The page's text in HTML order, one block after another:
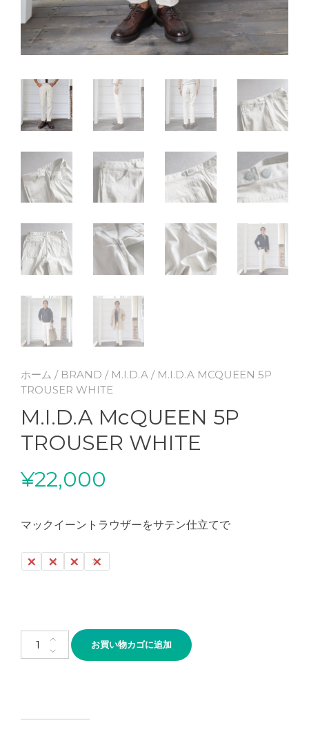
ホーム / BRAND / M.I.D.A / M.I.D.A MCQUEEN 5P
TROUSER WHITE
M.I.D.A McQUEEN 5P
TROUSER WHITE
¥22,000
マックイーントラウザーをサテン仕立てで
S M L XL
M.I.D.A McQUEEN 5P TROUSER WHITE個
お買い物カゴに追加